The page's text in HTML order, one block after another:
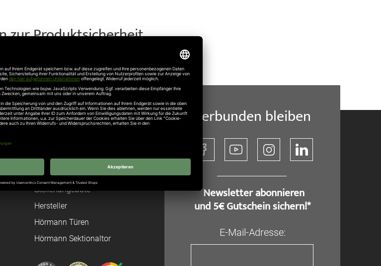
zur Produktsicherheit
unter Teck, Telefon 07021 8001-0 , info@sommer.eu
Über uns
Stellenangebote
Hersteller
Hörmann Türen
Hörmann Sektionaltor
Verbunden bleiben
​ Newsletter abonnieren
und 5€ Gutschein sichern!*
E-Mail-Adresse: